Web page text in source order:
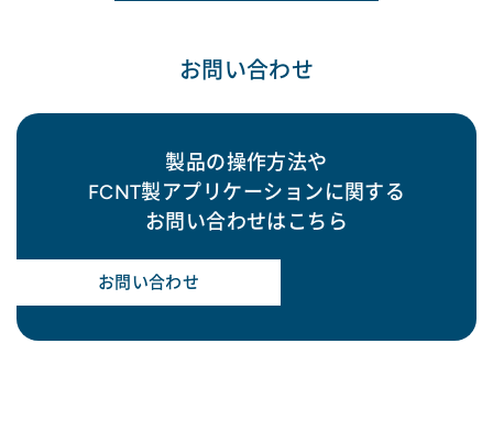
お問い合わせ
製品の操作方法や
FCNT製アプリケーションに関する
お問い合わせはこちら
お問い合わせ